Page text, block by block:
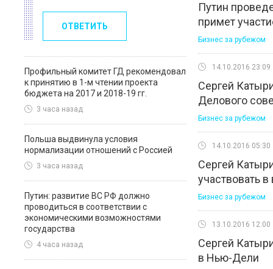
ОТВЕТИТЬ
Профильный комитет ГД рекомендовал
к принятию в 1-м чтении проекта
бюджета на 2017 и 2018-19 гг.
3 часа назад
Польша выдвинула условия
нормализации отношений с Россией
3 часа назад
Путин: развитие ВС РФ должно
проводиться в соответствии с
экономическими возможностями
государства
4 часа назад
Путин
примет
Бизнес за рубежом
14.10.2016 23:09
Сергей
Делового
Бизнес за рубежом
14.10.2016 05:30
Сергей
участвовать
Бизнес за рубежом
13.10.2016 12:00
Сергей
в Нью-Дели